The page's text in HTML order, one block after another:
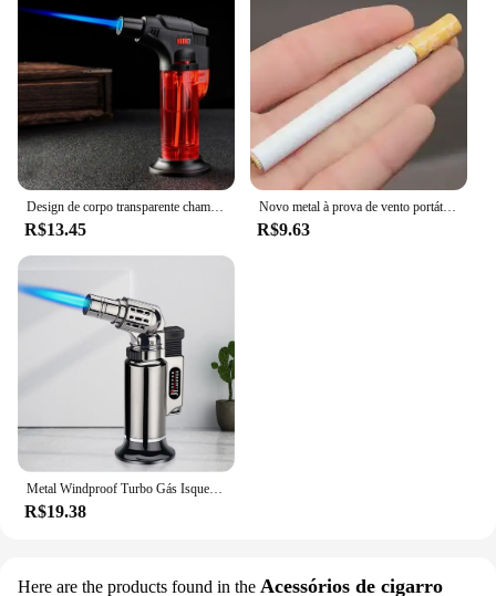
R$13.45
Novo metal à prova de vento portátil ignição visível janela ar inflável tocha mais leve cozinha ao ar livre ferramenta fumar masculino presente
R$9.63
R$19.38
Here are the products found in the Acessórios de cigarro